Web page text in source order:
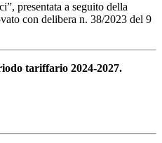
presentata a seguito della
con delibera n. 38/2023 del 9
tariffario 2024-2027.